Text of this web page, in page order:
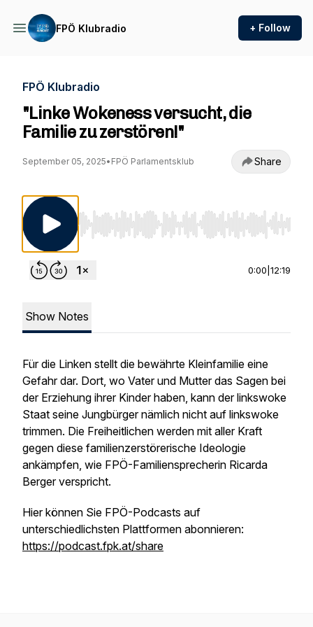
FPÖ Klubradio + Follow
FPÖ Klubradio
"Linke Wokeness versucht, die
Familie zu zerstören!"
September 05, 2025• FPÖ Parlamentsklub Share
Use Left/Right to seek, Home/End to jump
0:00 12:19
Show Notes
Für die Linken stellt die bewährte Kleinfamilie eine
Gefahr dar. Dort, wo Vater und Mutter das Sagen bei
der Erziehung ihrer Kinder haben, kann der linkswoke
Staat seine Jungbürger nämlich nicht auf linkswoke
trimmen. Die Freiheitlichen werden mit aller Kraft
gegen diese familienzerstörerische Ideologie
ankämpfen, wie FPÖ-Familiensprecherin Ricarda
Berger verspricht.
Hier können Sie FPÖ-Podcasts auf
unterschiedlichsten Plattformen abonnieren:
https://podcast.fpk.at/share